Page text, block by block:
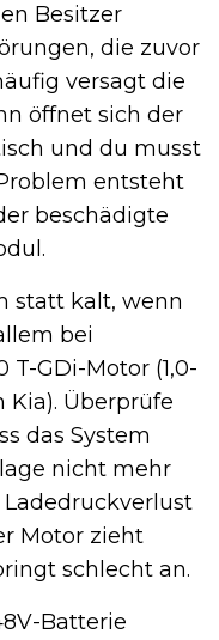
Besitzer
die zuvor
versagt die
öffnet sich der
und du musst
entsteht
beschädigte
statt kalt, wenn
bei
GDi-Motor (1,0-
Überprüfe
das System
nicht mehr
Motor zieht
schlecht an.
Batterie